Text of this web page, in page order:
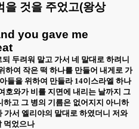
을 것을 주었고(왕상
you gave me
두려워 말고 가서 네 말대로 하려니
하여 작은 떡 하나를 만들어 내게로 가
들을 위하여 만들라14이스라엘 하나
호와가 비를 지면에 내리는 날까지 그
하고 그 병의 기름은 없어지지 아니하
가서 엘리야의 말대로 하였더니 저와
먹었으나